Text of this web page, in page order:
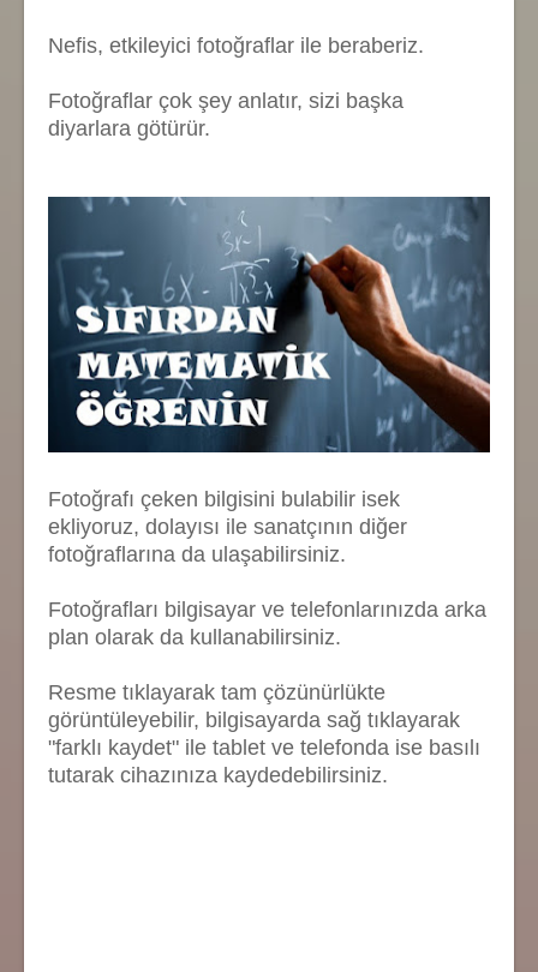
Nefis, etkileyici fotoğraflar ile beraberiz.
Fotoğraflar çok şey anlatır, sizi başka
diyarlara götürür.
Fotoğrafı çeken bilgisini bulabilir isek
ekliyoruz, dolayısı ile sanatçının diğer
fotoğraflarına da ulaşabilirsiniz.
Fotoğrafları bilgisayar ve telefonlarınızda arka
plan olarak da kullanabilirsiniz.
Resme tıklayarak tam çözünürlükte
görüntüleyebilir, bilgisayarda sağ tıklayarak
"farklı kaydet" ile tablet ve telefonda ise basılı
tutarak cihazınıza kaydedebilirsiniz.